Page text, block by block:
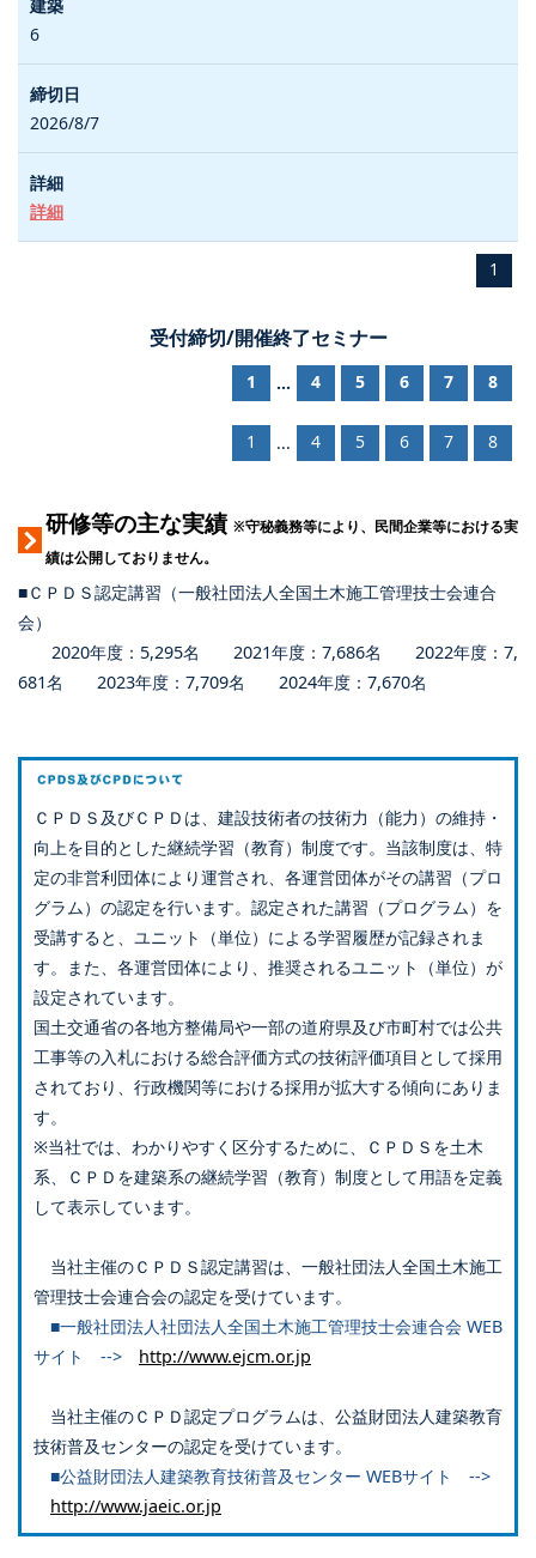
6
2026/8/7
詳細
1
受付締切/開催終了セミナー
1 ... 4 5 6 7 8
1 ... 4 5 6 7 8
研修等の主な実績 ※守秘義務等により、民間企業等における実
績は公開しておりません。
■ＣＰＤＳ認定講習（一般社団法人全国土木施工管理技士会連合
会）
2020年度：5,295名 2021年度：7,686名 2022年度：7,
681名 2023年度：7,709名 2024年度：7,670名
ＣＰＤＳ及びＣＰＤは、建設技術者の技術力（能力）の維持・
向上を目的とした継続学習（教育）制度です。当該制度は、特
定の非営利団体により運営され、各運営団体がその講習（プロ
グラム）の認定を行います。認定された講習（プログラム）を
受講すると、ユニット（単位）による学習履歴が記録されま
す。また、各運営団体により、推奨されるユニット（単位）が
設定されています。
国土交通省の各地方整備局や一部の道府県及び市町村では公共
工事等の入札における総合評価方式の技術評価項目として採用
されており、行政機関等における採用が拡大する傾向にありま
す。
※当社では、わかりやすく区分するために、ＣＰＤＳを土木
系、ＣＰＤを建築系の継続学習（教育）制度として用語を定義
して表示しています。
当社主催のＣＰＤＳ認定講習は、一般社団法人全国土木施工
管理技士会連合会の認定を受けています。
■一般社団法人社団法人全国土木施工管理技士会連合会 WEB
サイト --> http://www.ejcm.or.jp
当社主催のＣＰＤ認定プログラムは、公益財団法人建築教育
技術普及センターの認定を受けています。
■公益財団法人建築教育技術普及センター WEBサイト -->
http://www.jaeic.or.jp